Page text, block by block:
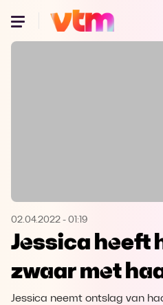
Oeps, browser
Microsoft Edge
Opera
02.04.2022 - 01:19
Jessica heeft
zwaar met
Jessica neemt ontslag van